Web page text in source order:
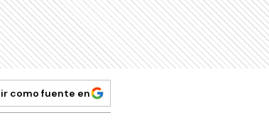
como fuente en